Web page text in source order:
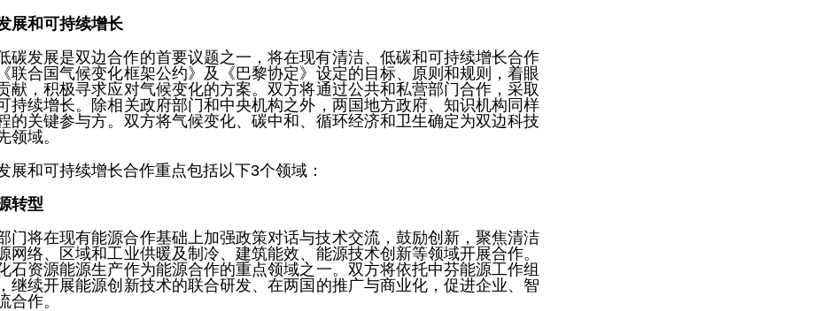
展和可持续增长
碳发展是双边合作的首要议题之一，将在现有清洁、低碳和可持续增长合作
联合国气候变化框架公约》及《巴黎协定》设定的目标、原则和规则，着眼
献，积极寻求应对气候变化的方案。双方将通过公共和私营部门合作，采取
持续增长。除相关政府部门和中央机构之外，两国地方政府、知识机构同样
的关键参与方。双方将气候变化、碳中和、循环经济和卫生确定为双边科技
领域。
展和可持续增长合作重点包括以下3个领域：
转型
门将在现有能源合作基础上加强政策对话与技术交流，鼓励创新，聚焦清洁
网络、区域和工业供暖及制冷、建筑能效、能源技术创新等领域开展合作。
石资源能源生产作为能源合作的重点领域之一。双方将依托中芬能源工作组
继续开展能源创新技术的联合研发、在两国的推广与商业化，促进企业、智
合作。